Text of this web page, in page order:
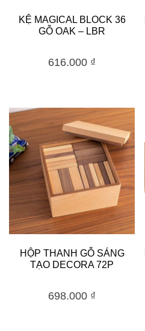
KỆ MAGICAL BLOCK 36
GỖ OAK – LBR
616.000 ₫
HỘP THANH GỖ SÁNG
TẠO DECORA 72P
698.000 ₫